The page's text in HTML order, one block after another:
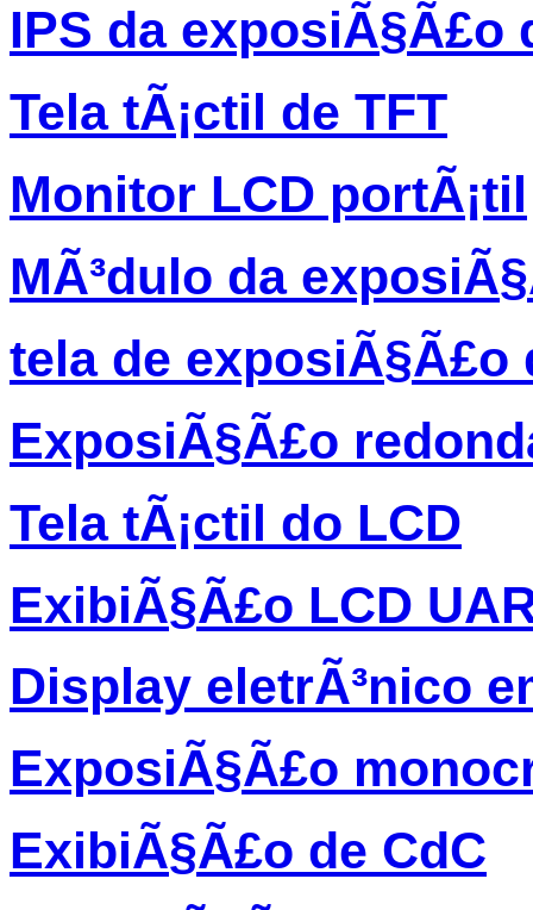
IPS da exposiÃ§Ã£o
Tela tÃ¡ctil de TFT
Monitor LCD portÃ¡til
MÃ³dulo da
tela de exposiÃ§Ã£o
ExposiÃ§Ã£o
Tela tÃ¡ctil do LCD
ExibiÃ§Ã£o LCD
Display eletrÃ³nico
ExposiÃ§Ã£o
ExibiÃ§Ã£o de CdC